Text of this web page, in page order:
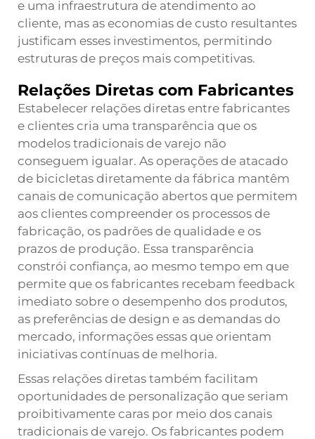
e uma infraestrutura de atendimento ao
cliente, mas as economias de custo resultantes
justificam esses investimentos, permitindo
estruturas de preços mais competitivas.
Relações Diretas com Fabricantes
Estabelecer relações diretas entre fabricantes
e clientes cria uma transparência que os
modelos tradicionais de varejo não
conseguem igualar. As operações de atacado
de bicicletas diretamente da fábrica mantêm
canais de comunicação abertos que permitem
aos clientes compreender os processos de
fabricação, os padrões de qualidade e os
prazos de produção. Essa transparência
constrói confiança, ao mesmo tempo em que
permite que os fabricantes recebam feedback
imediato sobre o desempenho dos produtos,
as preferências de design e as demandas do
mercado, informações essas que orientam
iniciativas contínuas de melhoria.
Essas relações diretas também facilitam
oportunidades de personalização que seriam
proibitivamente caras por meio dos canais
tradicionais de varejo. Os fabricantes podem